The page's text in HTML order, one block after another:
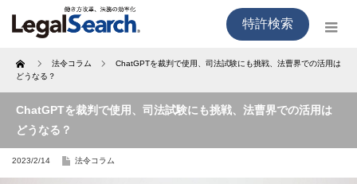
特許検索
Home 法令コラム
ChatGPTを裁判で使用、司法試験にも挑戦、法曹界での活用は
どうなる？
ChatGPTを裁判で使用、司法試験にも挑戦、法曹界での活用は
どうなる？
2023/2/14 法令コラム